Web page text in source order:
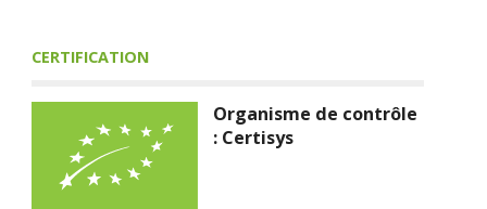
CERTIFICATION
Organisme de contrôle
: Certisys